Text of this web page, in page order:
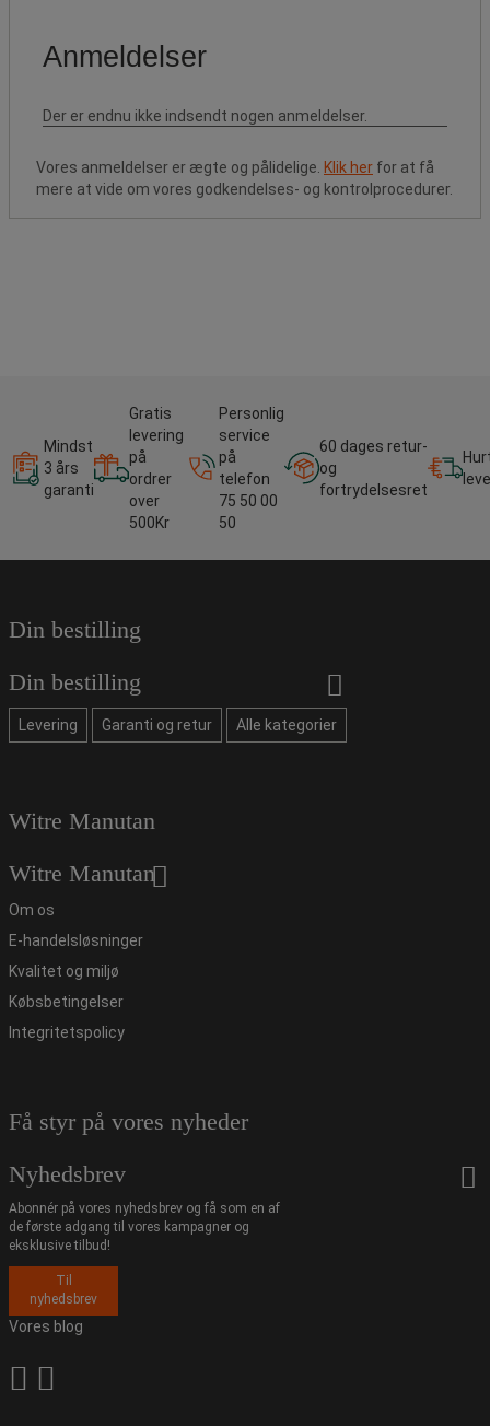
Vores anmeldelser er ægte og pålidelige. Klik her for at få
mere at vide om vores godkendelses- og kontrolprocedurer.
Mindst
3 års
garanti
Gratis
levering
på
ordrer
over
500Kr
Personlig
service
på
telefon
75 50 00
50
60 dages retur-
og
fortrydelsesret
Din bestilling
Din bestilling
Levering Garanti og retur Alle kategorier
Witre Manutan
Witre Manutan
Om os
E-handelsløsninger
Kvalitet og miljø
Købsbetingelser
Integritetspolicy
Få styr på vores nyheder
Nyhedsbrev
Abonnér på vores nyhedsbrev og få som en af
de første adgang til vores kampagner og
eksklusive tilbud!
Til
nyhedsbrev
Vores blog